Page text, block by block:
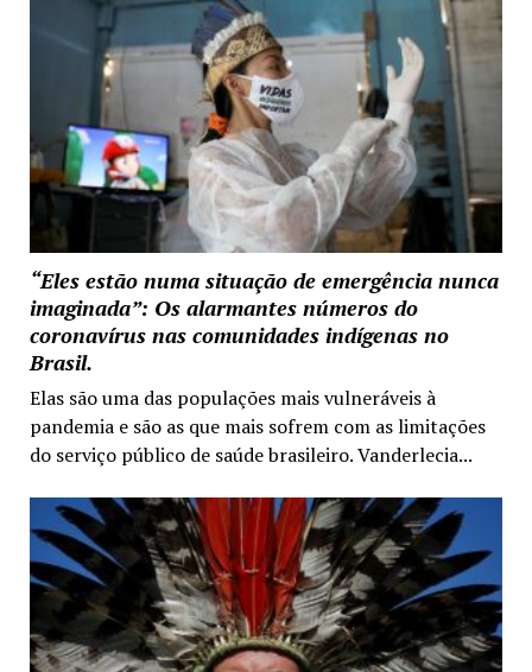
“Eles estão numa situação de emergência nunca
imaginada”: Os alarmantes números do
coronavírus nas comunidades indígenas no
Brasil.
Elas são uma das populações mais vulneráveis à
pandemia e são as que mais sofrem com as limitações
do serviço público de saúde brasileiro. Vanderlecia...